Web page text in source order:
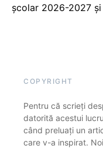
școlar 2026-2027
COPYRIGHT
Pentru că scrieți
datorită acestui
când preluați un
care v-a inspirat.